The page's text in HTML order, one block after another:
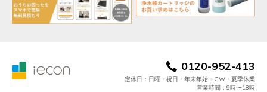
0120-952-413
定休日：日曜・祝日・年末年始・GW・夏季休業
営業時間：9時〜18時